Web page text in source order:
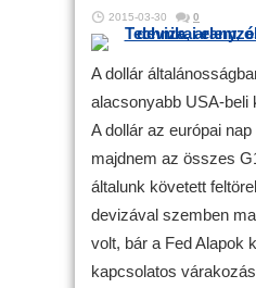
2015-03-30 0
A dollár
alacsonyabb USA-beli
A dollár az európai
majdnem az összes
általunk követett
devizával szemben
volt, bár a Fed Alapok
kapcsolatos